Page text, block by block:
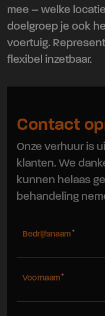
mee – welke
doelgroep je ook
voertuig.
flexibel inzetbaar.
Contact
Onze verhuur is
klanten. We
kunnen helaas
behandeling
Bedrijfsnaam
Voornaam